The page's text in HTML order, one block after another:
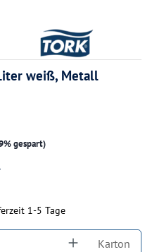
weiß, Metall
gespart)
1-5 Tage
gewünschten
Karton